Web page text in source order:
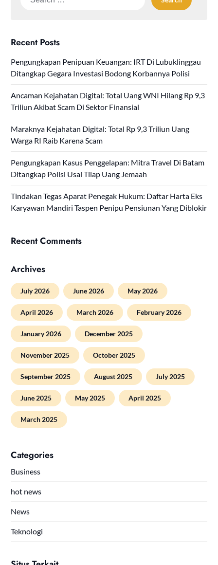
Recent Posts
Pengungkapan Penipuan Keuangan: IRT Di Lubuklinggau
Ditangkap Gegara Investasi Bodong Korbannya Polisi
Ancaman Kejahatan Digital: Total Uang WNI Hilang Rp 9,3
Triliun Akibat Scam Di Sektor Finansial
Maraknya Kejahatan Digital: Total Rp 9,3 Triliun Uang
Warga RI Raib Karena Scam
Pengungkapan Kasus Penggelapan: Mitra Travel Di Batam
Ditangkap Polisi Usai Tilap Uang Jemaah
Tindakan Tegas Aparat Penegak Hukum: Daftar Harta Eks
Karyawan Mandiri Taspen Penipu Pensiunan Yang Diblokir
Recent Comments
Archives
July 2026 June 2026 May 2026
April 2026 March 2026 February 2026
January 2026 December 2025
November 2025 October 2025
September 2025 August 2025 July 2025
June 2025 May 2025 April 2025
March 2025
Categories
Business
hot news
News
Teknologi